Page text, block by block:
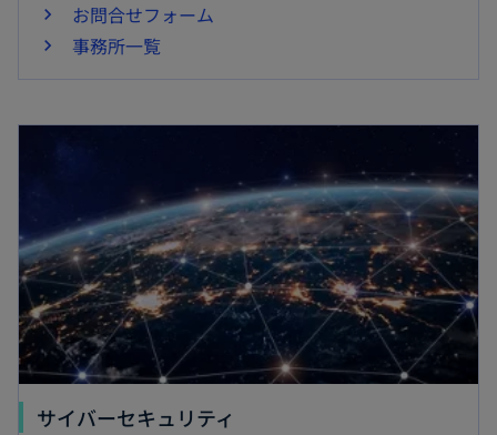
お問合せフォーム
事務所一覧
サイバーセキュリティ
新しいタブで開く